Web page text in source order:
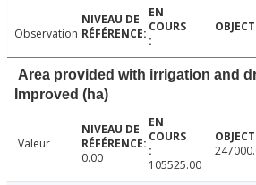
Observation
Area provided with irrigation and
Improved (ha)
Valeur
0.00
105525.00